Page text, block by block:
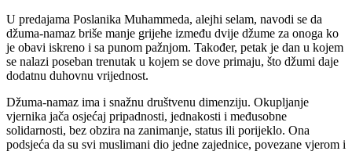
U predajama Poslanika Muhammeda, alejhi selam, navodi se da
džuma-namaz briše manje grijehe između dvije džume za onoga ko
je obavi iskreno i sa punom pažnjom. Također, petak je dan u kojem
se nalazi poseban trenutak u kojem se dove primaju, što džumi daje
dodatnu duhovnu vrijednost.
Džuma-namaz ima i snažnu društvenu dimenziju. Okupljanje
vjernika jača osjećaj pripadnosti, jednakosti i međusobne
solidarnosti, bez obzira na zanimanje, status ili porijeklo. Ona
podsjeća da su svi muslimani dio jedne zajednice, povezane vjerom i